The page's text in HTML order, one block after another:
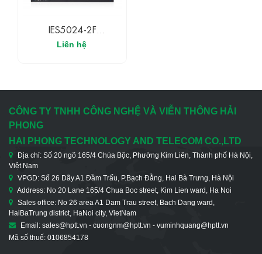
IES5024-2F
3ONEDATA Switch
Ethernet Công Nghiệp
Quang
Liên hệ
CÔNG TY TNHH CÔNG NGHỆ VÀ VIỄN THÔNG HẢI
PHONG
HAI PHONG TECHNOLOGY AND TELECOM CO.,LTD
Địa chỉ: Số 20 ngõ 165/4 Chùa Bộc, Phường Kim Liên, Thành phố Hà Nội,
Việt Nam
VPGD: Số 26 Dãy A1 Đầm Trấu, P.Bạch Đằng, Hai Bà Trưng, Hà Nội
Address: No 20 Lane 165/4 Chua Boc street, Kim Lien ward, Ha Noi
Sales office: No 26 area A1 Dam Trau street, Bach Dang ward,
HaiBaTrung district, HaNoi city, VietNam
Email: sales@hptt.vn - cuongnm@hptt.vn - vuminhquang@hptt.vn
Mã số thuế: 0106854178